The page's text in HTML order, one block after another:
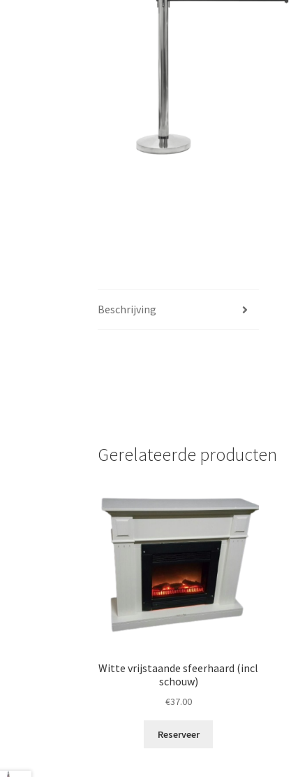
Beschrijving
Gerelateerde producten
Witte vrijstaande sfeerhaard (incl
schouw)
€37.00
Reserveer